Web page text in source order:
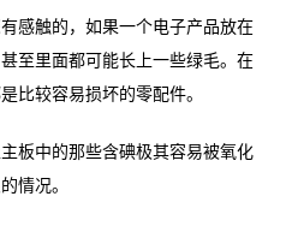
感触的，如果一个电子产品放在
至里面都可能长上一些绿毛。在
比较容易损坏的零配件。
板中的那些含碘极其容易被氧化
情况。